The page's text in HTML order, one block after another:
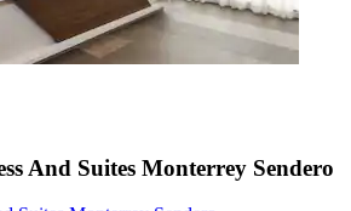
And Suites Monterrey Sendero